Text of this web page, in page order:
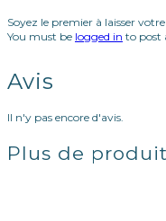
Soyez le premier à laisser
You must be logged in to post
Avis
Il n'y pas encore d'avis.
Plus de